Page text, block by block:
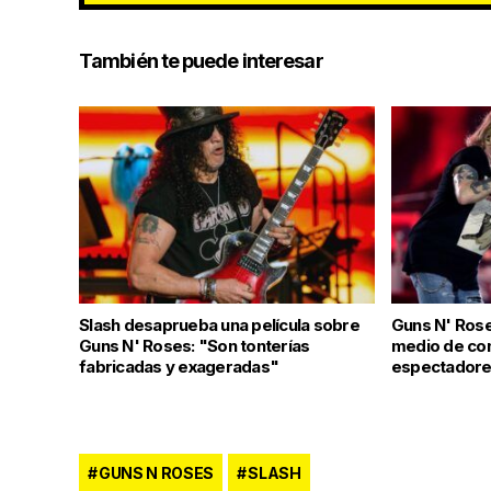
También te puede interesar
Slash desaprueba una película sobre
Guns N' Roses: "Son tonterías
fabricadas y exageradas"
Guns N'
medio de
GUNS N ROSES SLASH